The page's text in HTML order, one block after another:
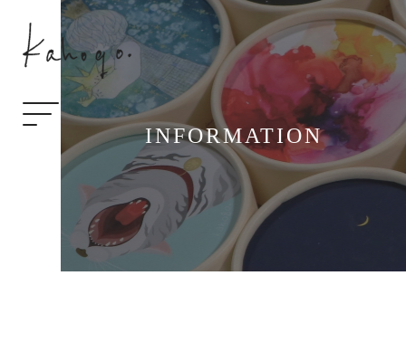
INFORMATION